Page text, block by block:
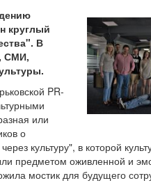
круглый
В
СМИ,
PR-
или
о
культуру", в которой
предметом оживленной и
мостик для будущего